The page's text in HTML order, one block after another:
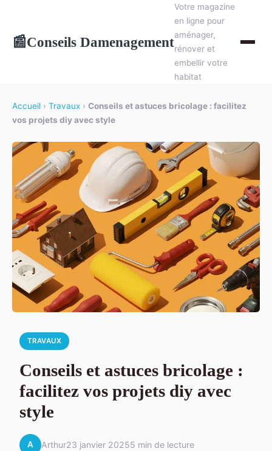
📰Conseils Damenagement
Votre magazine
en ligne pour
aménager,
rénover et
embellir votre
habitat
Accueil › Travaux › Conseils et astuces bricolage : facilitez
vos projets diy avec style
TRAVAUX
Conseils et astuces bricolage :
facilitez vos projets diy avec
style
A Arthur23 janvier 20255 min de lecture